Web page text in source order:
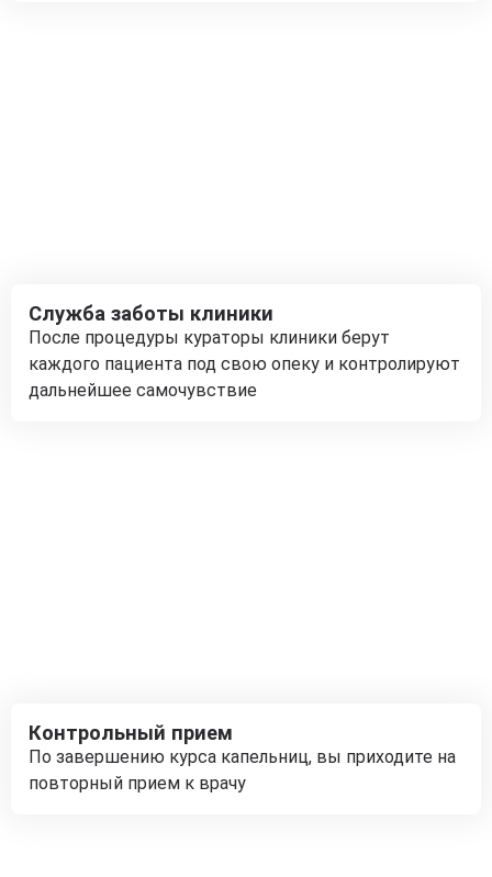
Служба заботы клиники
После процедуры кураторы клиники берут
каждого пациента под свою опеку и контролируют
дальнейшее самочувствие
Контрольный прием
По завершению курса капельниц, вы приходите на
повторный прием к врачу